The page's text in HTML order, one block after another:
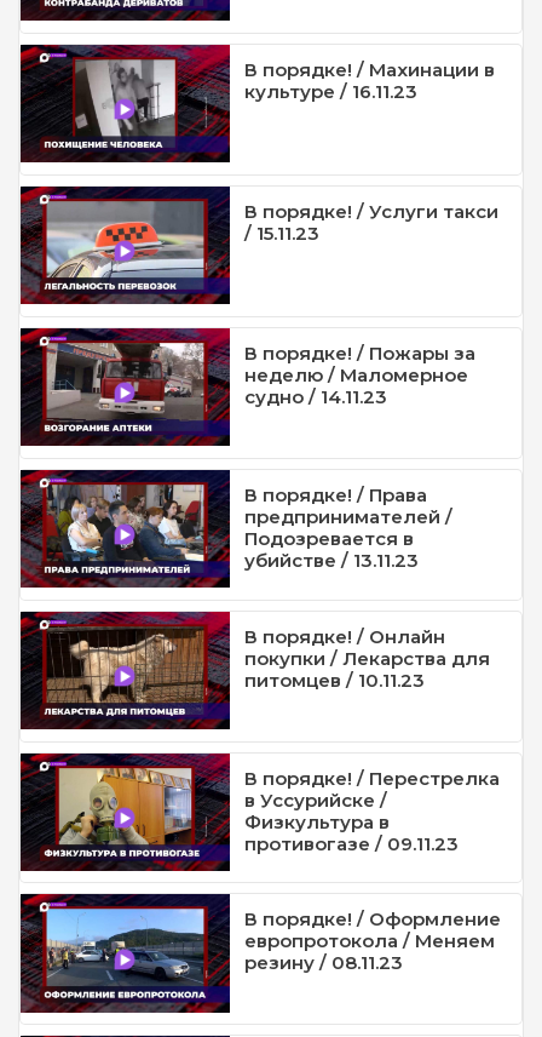
В порядке! / Махинации в
культуре / 16.11.23
В порядке! / Услуги такси
/ 15.11.23
В порядке! / Пожары за
неделю / Маломерное
судно / 14.11.23
В порядке! / Права
предпринимателей /
Подозревается в
убийстве / 13.11.23
В порядке! / Онлайн
покупки / Лекарства для
питомцев / 10.11.23
В порядке! / Перестрелка
в Уссурийске /
Физкультура в
противогазе / 09.11.23
В порядке! / Оформление
европротокола / Меняем
резину / 08.11.23